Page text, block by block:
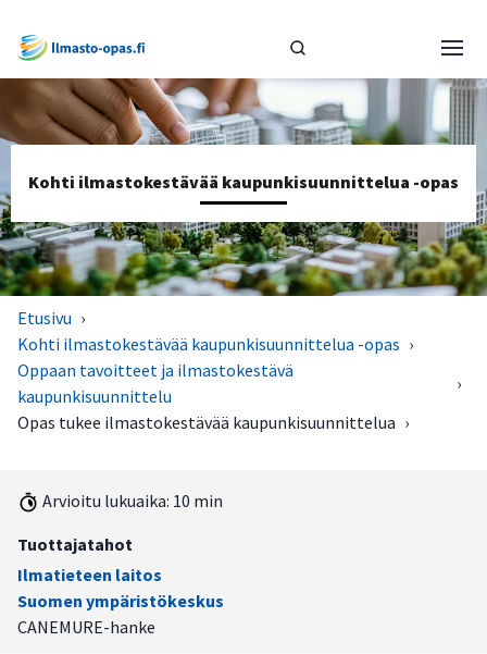
Kohti ilmastokestävää kaupunkisuunnittelua -opas
Etusivu ›
Kohti ilmastokestävää kaupunkisuunnittelua -opas ›
Oppaan tavoitteet ja ilmastokestävä
kaupunkisuunnittelu
›
Opas tukee ilmastokestävää kaupunkisuunnittelua ›
Arvioitu lukuaika: 10 min
Tuottajatahot
Ilmatieteen laitos
Suomen ympäristökeskus
CANEMURE-hanke